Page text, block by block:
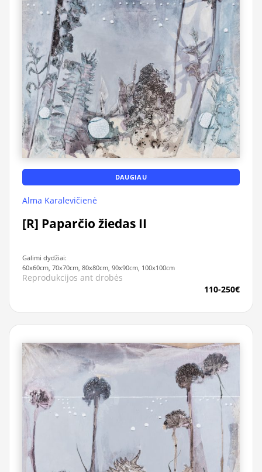
DAUGIAU
Alma Karalevičienė
[R] Paparčio žiedas II
Galimi dydžiai:
60x60cm, 70x70cm, 80x80cm, 90x90cm, 100x100cm
Reprodukcijos ant drobės
110-250€